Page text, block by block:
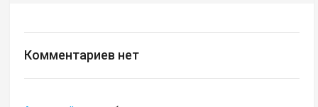
Комментариев нет